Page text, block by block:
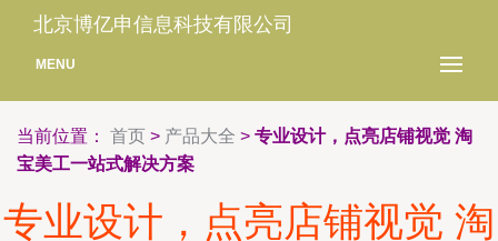
北京博亿申信息科技有限公司
MENU
当前位置： 首页 > 产品大全 > 专业设计，点亮店铺视觉 淘
宝美工一站式解决方案
专业设计，点亮店铺视觉 淘